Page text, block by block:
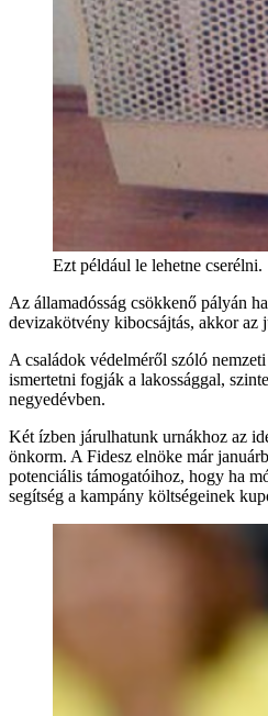
Ezt például le lehetne cserélni.
Az államadósság csökkenő pályán
devizakötvény kibocsájtás, akkor az
A családok védelméről szóló
ismertetni fogják a lakossággal,
negyedévben.
Két ízben járulhatunk urnákhoz az
önkorm. A Fidesz elnöke már
potenciális támogatóihoz, hogy ha
segítség a kampány költségeinek